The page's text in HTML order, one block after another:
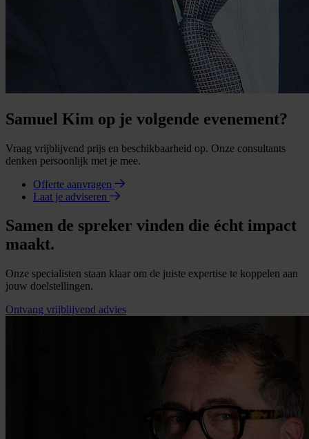
Samuel Kim op je volgende evenement?
Vraag vrijblijvend prijs en beschikbaarheid op. Onze consultants
denken persoonlijk met je mee.
Offerte aanvragen
Laat je adviseren
Samen de spreker vinden die écht impact
maakt.
Onze specialisten staan klaar om de juiste expertise te koppelen aan
jouw doelstellingen.
Ontvang vrijblijvend advies